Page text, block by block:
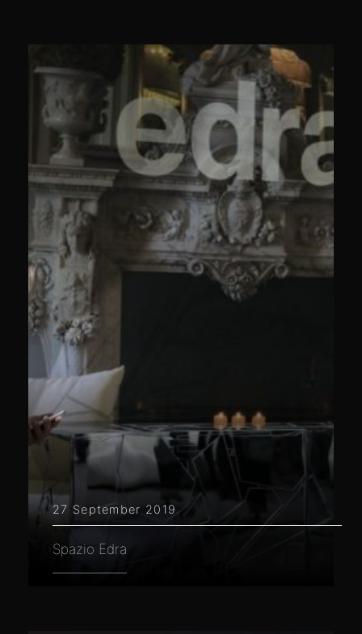
27 September 2019
Spazio Edra